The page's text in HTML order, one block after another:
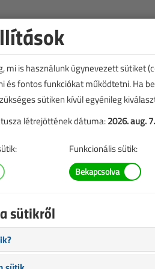
mi is használunk úgynevezett sütiket
és fontos funkciókat működtetni. Ha
sütiken kívül egyénileg
létrejöttének dátuma:2026. aug. 7.
Funkcionális sütik:
sütikről